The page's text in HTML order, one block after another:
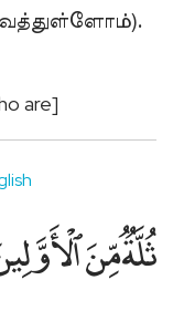
are]
ثُلَّةٌۭ مِّنَ